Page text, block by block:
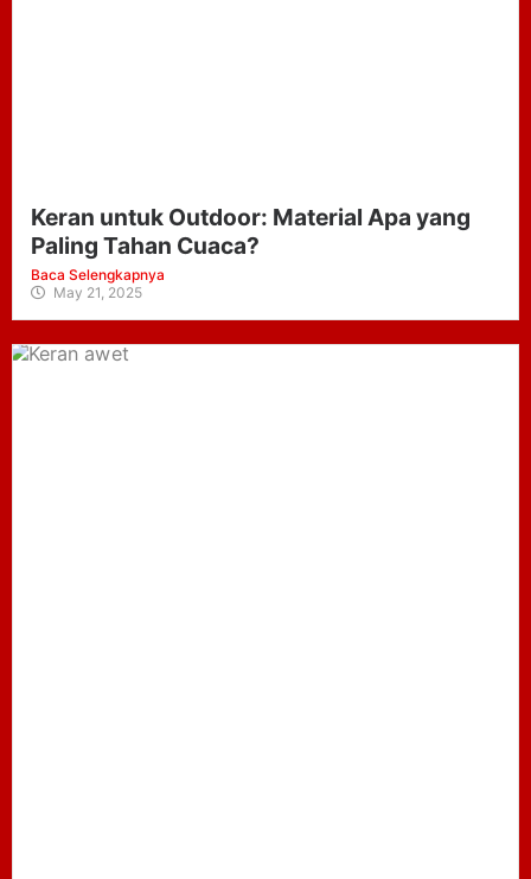
Keran untuk Outdoor: Material Apa yang
Paling Tahan Cuaca?
Baca Selengkapnya
May 21, 2025